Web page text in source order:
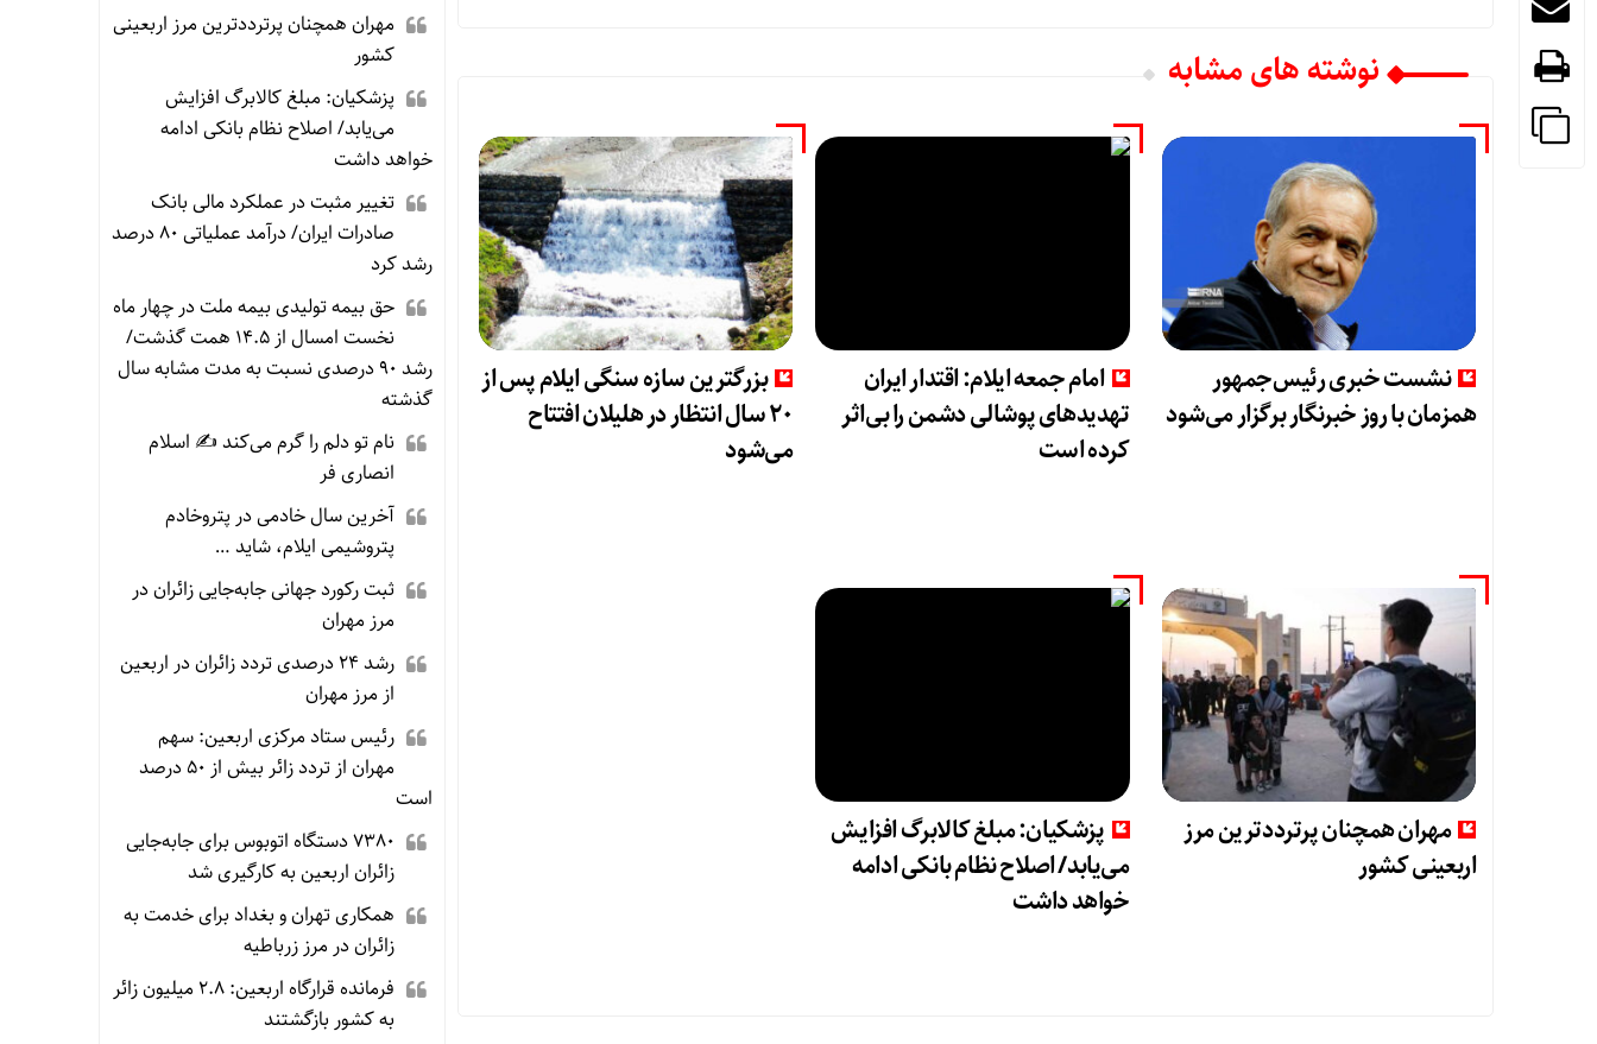
نوشته های مشابه
نشست خبری رئیس‌جمهور
همزمان با روز خبرنگار برگزار می‌شود
امام جمعه ایلام: اقتدار ایران
تهدیدهای پوشالی دشمن را بی‌اثر
کرده است
بزرگترین سازه سنگی ایلام پس از
۲۰ سال انتظار در هلیلان افتتاح
می‌شود
مهران همچنان پرترددترین مرز
اربعینی کشور
پزشکیان: مبلغ کالابرگ افزایش
می‌یابد/ اصلاح نظام بانکی ادامه
خواهد داشت
مهران همچنان پرترددترین مرز اربعینی
کشور
پزشکیان: مبلغ کالابرگ افزایش
می‌یابد/ اصلاح نظام بانکی ادامه
خواهد داشت
تغییر مثبت در عملکرد مالی بانک
صادرات ایران/ درآمد عملیاتی ۸۰ درصد
رشد کرد
حق بیمه تولیدی بیمه ملت در چهار ماه
نخست امسال از ۱۴.۵ همت گذشت/
رشد ۹۰ درصدی نسبت به مدت مشابه سال
گذشته
نام تو دلم را گرم می‌کند ✍️ اسلام
انصاری فر
آخرین سال خادمی در پتروخادم
پتروشیمی ایلام، شاید …
ثبت رکورد جهانی جابه‌جایی زائران در
مرز مهران
رشد ۲۴ درصدی تردد زائران در اربعین
از مرز مهران
رئیس ستاد مرکزی اربعین: سهم
مهران از تردد زائر بیش از ۵۰ درصد
است
۷۳۸۰ دستگاه اتوبوس برای جابه‌جایی
زائران اربعین به‌ کارگیری شد
همکاری تهران و بغداد برای خدمت به
زائران در مرز زرباطیه
فرمانده قرارگاه اربعین: ۲.۸ میلیون زائر
به کشور بازگشتند